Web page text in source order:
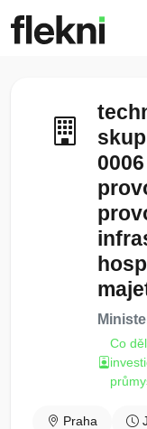
Co
Praha